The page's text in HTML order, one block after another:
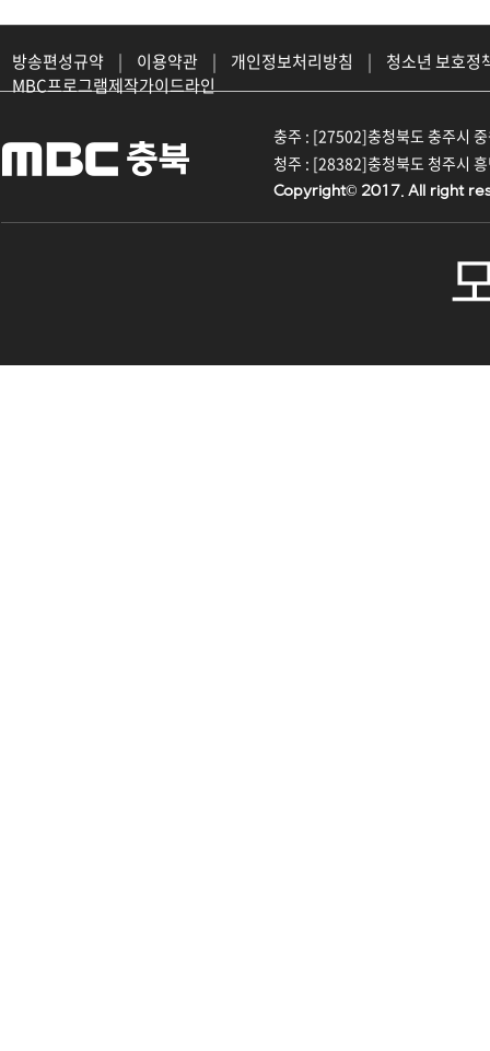
방송편성규약 | 이용약관 | 개인정보처리방침 |
청소년 보호정
MBC프로그램제작가이드라인
충주 : [27502]충청북도 충주시
청주 : [28382]충청북도 청주시
Copyright© 2017. All right